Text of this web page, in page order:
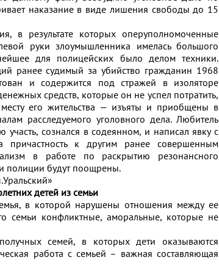
наказание в виде лишения свободы до 15
в результате которых оперуполномоченные
руки злоумышленника имелась большого
для полицейских было делом техники.
ранее судимый за убийство гражданин 1968
и содержится под стражей в изоляторе
средств, которые он не успел потратить,
его жительства — изъяты и приобщены в
расследуемого уголовного дела. Любитель
сознался в содеянном, и написал явку с
к другим ранее совершенным
в работе по раскрытию резонансного
полиции будут поощрены.
детей из семьи
в которой нарушены отношения между ее
семьи конфликтные, аморальные, которые не
семей, в которых дети оказываются
работа с семьей – важная составляющая